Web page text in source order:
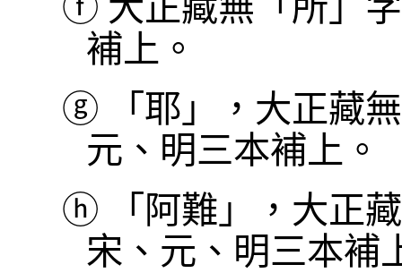
補上。
ⓖ
「耶」，大正藏
元、明三本補上。
ⓗ
「阿難」，大正
宋、元、明三本補